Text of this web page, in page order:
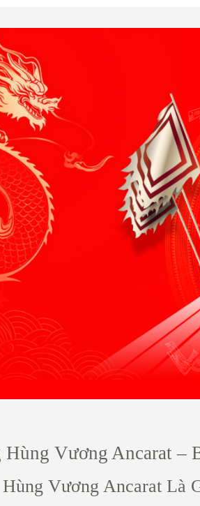
Hùng Vương Ancarat –
Vương Ancarat Là